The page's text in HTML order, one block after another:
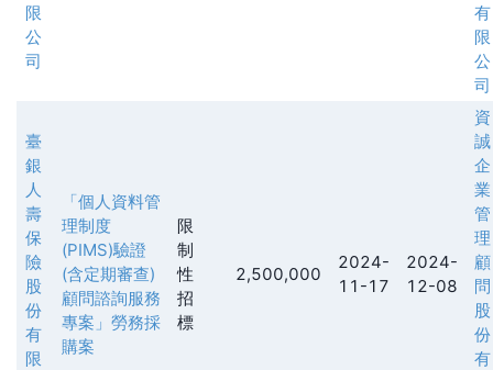
限
公
司
有
限
公
司
臺
銀
人
壽
保
險
股
份
有
限
「個人資料管
理制度
(PIMS)驗證
(含定期審查)
顧問諮詢服務
專案」勞務採
購案
限
制
性
招
標
2,500,000
2024-
11-17
2024-
12-08
資
誠
企
業
管
理
顧
問
股
份
有